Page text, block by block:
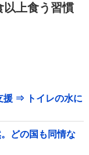
以上食う習慣
援 ⇒ トイレの水に
どの国も同情な